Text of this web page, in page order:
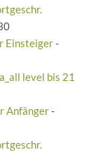
Einsteiger-
level bis 21
Anfänger-